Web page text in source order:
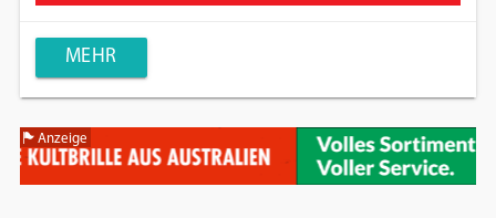
MEHR
Anzeige